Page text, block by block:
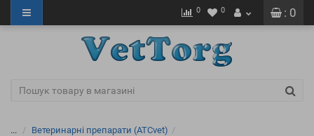
: 0
0 0
... Ветеринарні препарати (ATCvet)